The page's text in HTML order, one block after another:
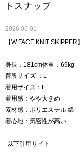
トスナップ
2026.06.01
【W FACE KNIT SKIPPER】
身長：181cm体重：69kg
普段サイズ ：L
着用サイズ：L
着用感：やや大きめ
素材感：ポリエステル 綿
着心地：気密性が高い
-以下引用サイト-